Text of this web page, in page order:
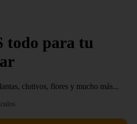
todo para tu
clutivos, flores y mucho más...